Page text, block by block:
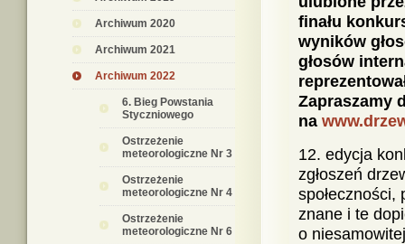
Archiwum 2020
Archiwum 2021
Archiwum 2022
6. Bieg Powstania
Styczniowego
Ostrzeżenie
meteorologiczne Nr 3
Ostrzeżenie
meteorologiczne Nr 4
Ostrzeżenie
meteorologiczne Nr 6
finału
wyników
głosów
Zapraszamy
na
12. edycja
zgłoszeń
znane i te
o